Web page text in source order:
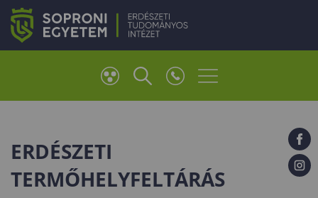
ERDÉSZETI
TERMŐHELYFELTÁRÁS